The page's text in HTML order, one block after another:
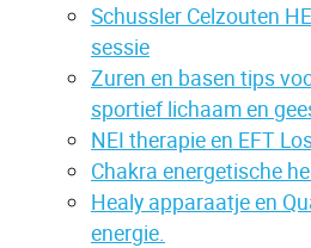
Schussler Celzouten
sessie
Zuren en basen tips
sportief lichaam en
NEI therapie en EFT
Chakra energetische
Healy apparaatje en
energie.